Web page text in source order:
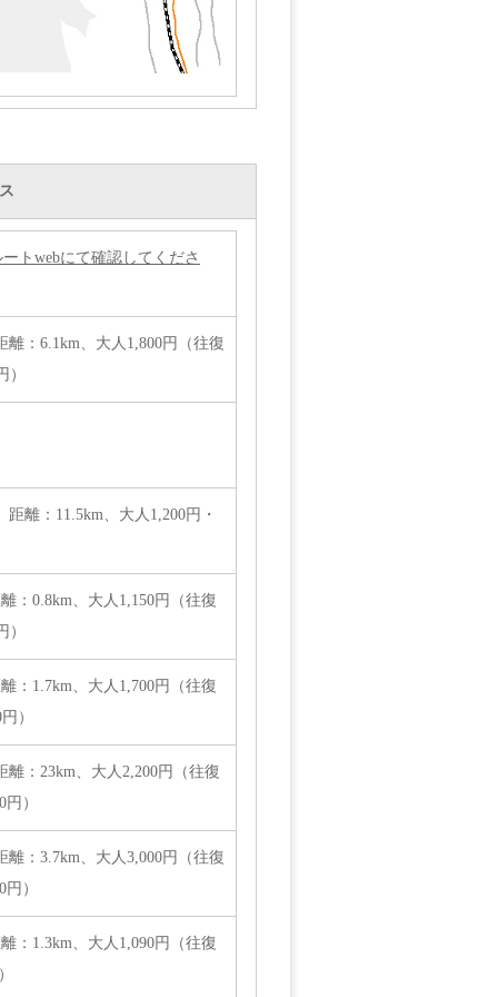
トwebにて確認してくださ
：6.1km、大人1,800円（往復
）
離：11.5km、大人1,200円・
：0.8km、大人1,150円（往復
）
：1.7km、大人1,700円（往復
）
：23km、大人2,200円（往復
）
：3.7km、大人3,000円（往復
）
：1.3km、大人1,090円（往復